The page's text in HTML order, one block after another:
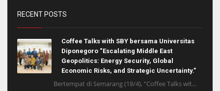
RECENT POSTS
Coffee Talks with SBY bersama Universitas
Diponegoro “Escalating Middle East
Geopolitics: Energy Security, Global
Economic Risks, and Strategic Uncertainty.”
Bertempat di Semarang (18/4), “Coffee Talks wit...